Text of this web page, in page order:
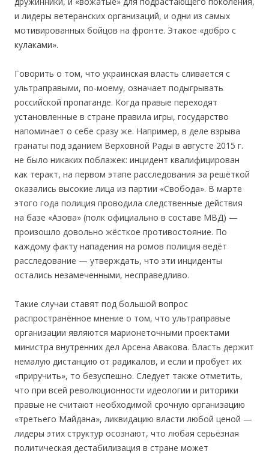
и лидеры ветеранских организаций, и одни из самых
мотивированных бойцов на фронте. Этакое «добро с
кулаками».
Говорить о том, что украинская власть сливается с
ультраправыми, по-моему, означает подыгрывать
российской пропаганде. Когда правые переходят
установленные в стране правила игры, государство
напоминает о себе сразу же. Например, в деле взрыва
гранаты под зданием Верховной Рады в августе 2015 г.
не было никаких поблажек: инцидент квалифицирован
как теракт, на первом этапе расследования за решёткой
оказались высокие лица из партии «Свобода». В марте
этого года полиция проводила следственные действия
на базе «Азова» (полк официально в составе МВД) —
произошло довольно жёсткое противостояние. По
каждому факту нападения на ромов полиция ведёт
расследование — утверждать, что эти инциденты
остались незамеченными, несправедливо.
Такие случаи ставят под большой вопрос
распространённое мнение о том, что ультраправые
организации являются марионеточными проектами
министра внутренних дел Арсена Авакова. Власть держит
немалую дистанцию от радикалов, и если и пробует их
«приручить», то безуспешно. Следует также отметить,
что при всей революционности идеологии и риторики
правые не считают необходимой срочную организацию
«третьего Майдана», ликвидацию власти любой ценой —
лидеры этих структур осознают, что любая серьёзная
политическая дестабилизация в стране может